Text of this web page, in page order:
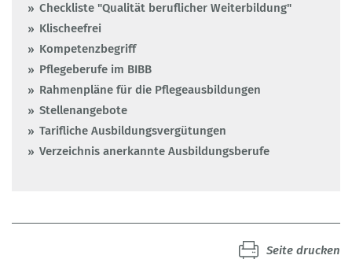
Checkliste "Qualität beruflicher Weiterbildung"
Klischeefrei
Kompetenzbegriff
Pflegeberufe im BIBB
Rahmenpläne für die Pflegeausbildungen
Stellenangebote
Tarifliche Ausbildungsvergütungen
Verzeichnis anerkannte Ausbildungsberufe
Seite drucken